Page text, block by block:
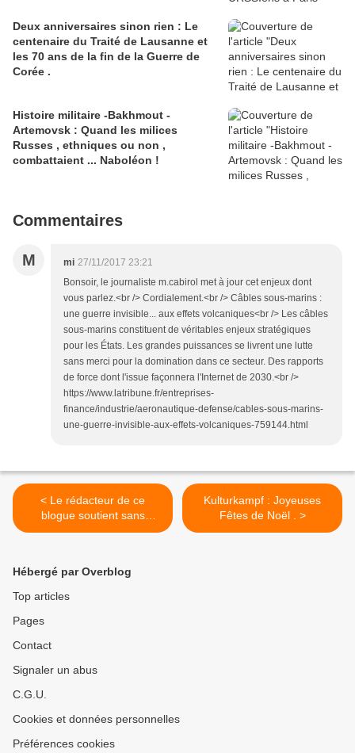
Deux anniversaires sinon rien : Le
centenaire du Traité de Lausanne et
les 70 ans de la fin de la Guerre de
Corée .
Histoire militaire -Bakhmout -
Artemovsk : Quand les milices
Russes , ethniques ou non ,
combattaient ... Naboléon !
Commentaires
M mi 27/11/2017 23:21
Bonsoir, le journaliste m.cabirol met à jour cet enjeux dont
vous parlez.<br /> Cordialement.<br /> Câbles sous-marins :
une guerre invisible... aux effets volcaniques<br /> Les câbles
sous-marins constituent de véritables enjeux stratégiques
pour les États. Les grandes puissances se livrent une lutte
sans merci pour la domination dans ce secteur. Des rapports
de force dont l'issue façonnera l'Internet de 2030.<br />
https://www.latribune.fr/entreprises-
finance/industrie/aeronautique-defense/cables-sous-marins-
une-guerre-invisible-aux-effets-volcaniques-759144.html
< Le rédacteur de ce
blogue soutient sans
réserves Eric Zemmour .
Kulturkampf : Joyeuses
Fêtes de Noël . >
Hébergé par Overblog
Top articles
Pages
Contact
Signaler un abus
C.G.U.
Cookies et données personnelles
Préférences cookies